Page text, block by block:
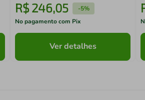
R$246,05 -5%
No pagamento com Pix
Ver detalhes